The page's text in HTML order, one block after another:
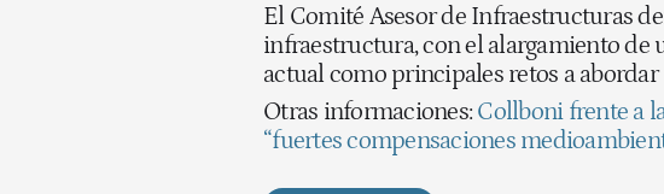
El Comité Asesor de Infraestructuras
infraestructura, con el alargamiento de
actual como principales retos a abordar
Otras informaciones: Collboni frente a
“fuertes compensaciones